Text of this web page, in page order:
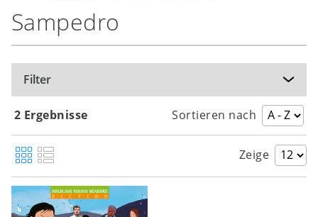
Sampedro
Filter
2 Ergebnisse Sortieren nach
Zeige